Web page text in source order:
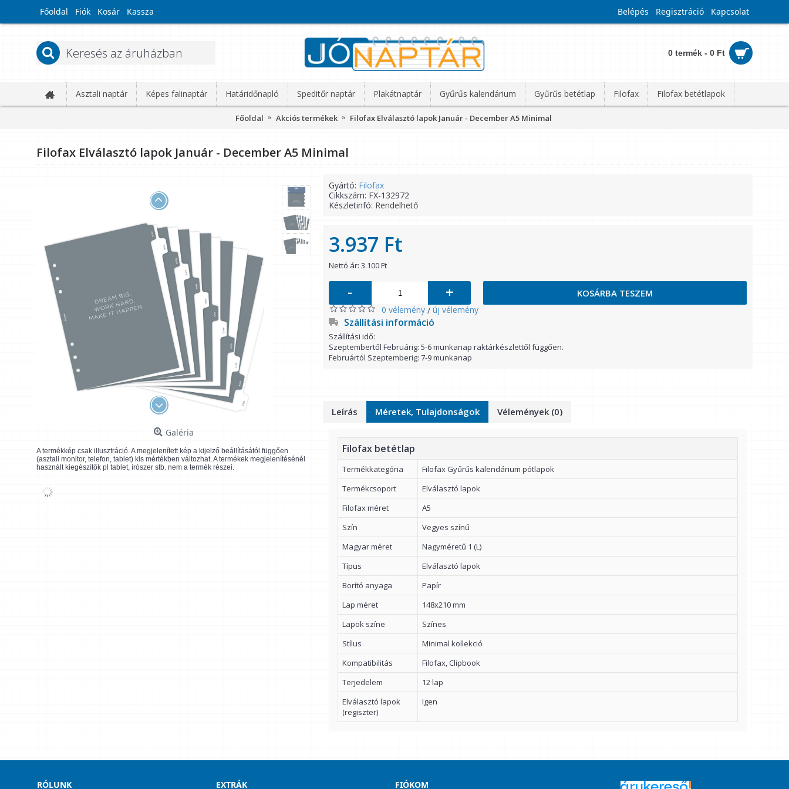
Főoldal Fiók Kosár Kassza Belépés Regisztráció Kapcsolat
0 termék - 0 Ft
Asztali naptár Képes falinaptár Határidőnapló Speditőr naptár Plakátnaptár Gyűrűs kalendárium Gyűrűs betétlap Filofax Filofax betétlapok
Főoldal Akciós termékek Filofax Elválasztó lapok Január - December A5 Minimal
Filofax Elválasztó lapok Január - December A5 Minimal
Galéria
A termékkép csak illusztráció. A megjelenített kép a kijelző beállításától függően
(asztali monitor, telefon, tablet) kis mértékben változhat. A termékek megjelenítésénél
használt kiegészítők pl tablet, írószer stb. nem a termék részei.
Gyártó: Filofax
Cikkszám: FX-132972
Készletinfó: Rendelhető
3.937 Ft
Nettó ár: 3.100 Ft
- + KOSÁRBA TESZEM
0 vélemény / új vélemény
Szállítási információ
Szállítási idő:
Szeptembertől Februárig: 5-6 munkanap raktárkészlettől függően.
Februártól Szeptemberig: 7-9 munkanap
Leírás Méretek, Tulajdonságok Vélemények (0)
Filofax betétlap
Termékkategória
Filofax Gyűrűs kalendárium pótlapok
Termékcsoport
Elválasztó lapok
Filofax méret
A5
Szín
Vegyes színű
Magyar méret
Nagyméretű 1 (L)
Típus
Elválasztó lapok
Borító anyaga
Papír
Lap méret
148x210 mm
Lapok színe
Színes
Stílus
Minimal kollekció
Kompatibilitás
Filofax, Clipbook
Terjedelem
12 lap
Elválasztó lapok
(regiszter)
Igen
RÓLUNK EXTRÁK FIÓKOM